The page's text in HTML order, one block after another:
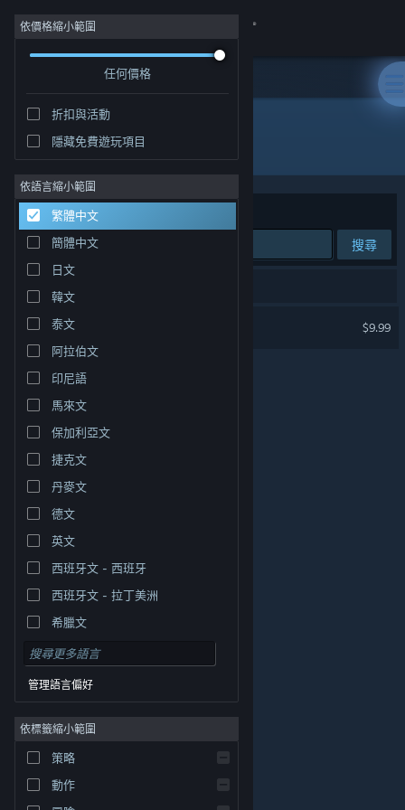
登入
社群
關於
客服
變更語言
取得 Steam 行動應用程式
檢視電腦版網頁
權人在美國與其它國家（地區）之財產。
Cookie
依價格縮小範圍
任何價格
折扣與活動
隱藏免費遊玩項目
依語言縮小範圍
繁體中文
簡體中文
日文
韓文
泰文
阿拉伯文
印尼語
馬來文
保加利亞文
捷克文
丹麥文
德文
英文
西班牙文 - 西班牙
西班牙文 - 拉丁美洲
希臘文
管理語言偏好
依標籤縮小範圍
策略
動作
開發人員: Новый Диск
排序依據 相關性
搜尋
1 項相符的搜尋結果。
$9.99